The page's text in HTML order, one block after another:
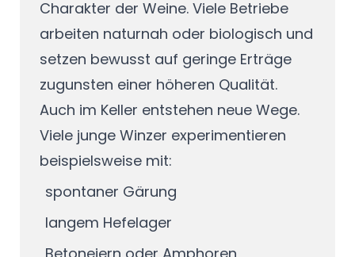
Charakter der Weine. Viele Betriebe
arbeiten naturnah oder biologisch und
setzen bewusst auf geringe Erträge
zugunsten einer höheren Qualität.
Auch im Keller entstehen neue Wege.
Viele junge Winzer experimentieren
beispielsweise mit:
spontaner Gärung
langem Hefelager